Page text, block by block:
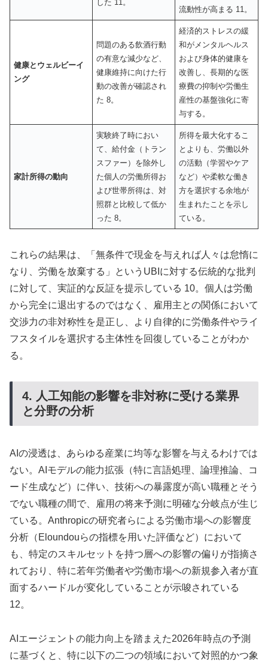
した 11。
流動性が高まる 11。
健康とウェルビーイ
ング
問題のある飲酒行動
の有意な減少など、
健康維持に向けた行
動の改善が確認され
た 8。
経済的ストレスの緩
和がメンタルヘルス
および身体的健康を
改善し、長期的な医
療費の抑制や労働生
産性の基盤強化に寄
与する。
家計所得の動向
実験終了時におい
て、給付金（トラン
スファー）を除外し
た個人の労働所得お
よび世帯所得は、対
照群と比較して低か
った 8。
所得を最大化するこ
とよりも、労働以外
の活動（学習やケア
など）や柔軟な働き
方を選択する余地が
生まれたことを示し
ている。
これらの結果は、「無条件で現金を与えれば人々は怠惰に
なり、労働を放棄する」というUBIに対する伝統的な批判
に対して、実証的な反証を提示している 10。個人は労働
から完全に退出するのではなく、雇用主との関係において
交渉力の非対称性を是正し、より自律的に労働条件やライ
フスタイルを選択する主体性を回復していることがわか
る。
4. 人工知能の影響を非対称に受ける業界
と分野の分析
AIの浸透は、あらゆる産業に均等な影響を与えるわけでは
ない。AIモデルの能力拡張（特に言語処理、論理推論、コ
ード生成など）に伴い、技術への暴露度が高い職種とそう
でない職種の間で、雇用の将来予測に明確な分岐点が生じ
ている。Anthropicの研究者らによる労働市場への影響度
分析（Eloundouらの指標を用いた評価など）において
も、特定のスキルセットを持つ層への影響の偏りが指摘さ
れており、特に若年労働者や労働市場への新規参入者が直
面するハードルが変化していることが示唆されている
12。
AIエージェントの能力向上を踏まえた2026年時点の予測
に基づくと、特に以下の二つの領域において対照的かつ象